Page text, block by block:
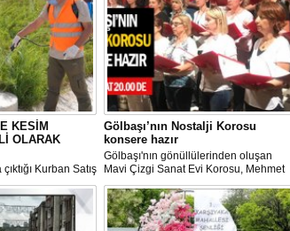
KESİM
OLARAK
Kurban Satış
ve
amacıyla
ekipleri
ilaçlanıyor.
Gölbaşı’nın Nostalji Korosu
konsere hazır
Gölbaşı'nın gönüllülerinden oluşan
Mavi Çizgi Sanat Evi Korosu, Mehmet
Akif Ersoy Kültür Merkezi’nde vereceği
konsere hızır.